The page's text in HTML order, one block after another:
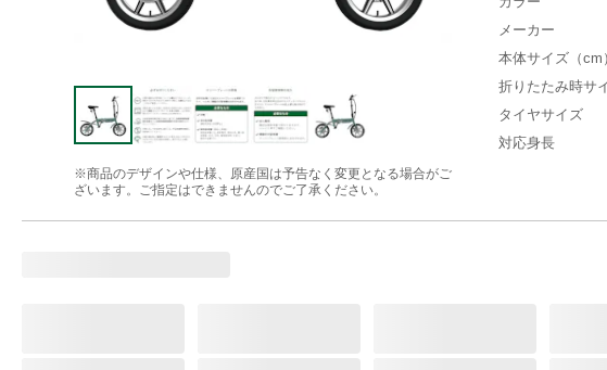
※商品のデザインや仕様、原産国は予告なく変更となる場合がご
ざいます。ご指定はできませんのでご了承ください。
メーカー
本体サイズ（cm
折りたたみ時サ
タイヤサイズ
対応身長